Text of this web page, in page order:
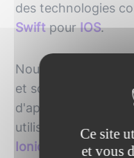
des technologies
SwiftpourIOS.
Nous nous
et sommes
d'applications
utilisant des
Ionic
Ce site
et vous